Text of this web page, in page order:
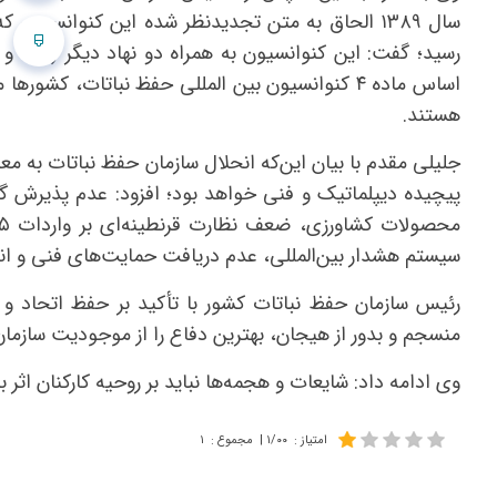
سال ۱۳۸۹ الحاق به متن تجدیدنظر شده این
هستند.
سیستم هشدار بین‌المللی، عدم دریافت حمایت‌های فنی و
رئیس سازمان حفظ نباتات کشور با تأکید بر حفظ
منسجم و بدور از هیجان، بهترین دفاع را از موجودیت
وی ادامه داد: شایعات و هجمه‌ها نباید بر روحیه کارکنان
امتیاز : ۱/۰۰ | مجموع : ۱